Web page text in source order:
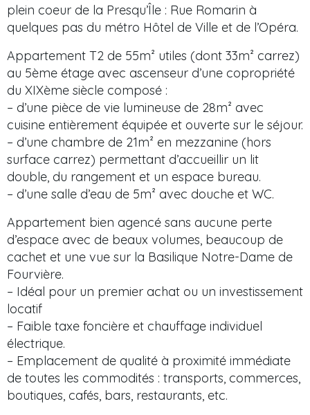
plein coeur de la Presqu’Île : Rue Romarin à
quelques pas du métro Hôtel de Ville et de l’Opéra.
Appartement T2 de 55m² utiles (dont 33m² carrez)
au 5ème étage avec ascenseur d’une copropriété
du XIXème siècle composé :
– d’une pièce de vie lumineuse de 28m² avec
cuisine entièrement équipée et ouverte sur le séjour.
– d’une chambre de 21m² en mezzanine (hors
surface carrez) permettant d’accueillir un lit
double, du rangement et un espace bureau.
– d’une salle d’eau de 5m² avec douche et WC.
Appartement bien agencé sans aucune perte
d’espace avec de beaux volumes, beaucoup de
cachet et une vue sur la Basilique Notre-Dame de
Fourvière.
– Idéal pour un premier achat ou un investissement
locatif
– Faible taxe foncière et chauffage individuel
électrique.
– Emplacement de qualité à proximité immédiate
de toutes les commodités : transports, commerces,
boutiques, cafés, bars, restaurants, etc.